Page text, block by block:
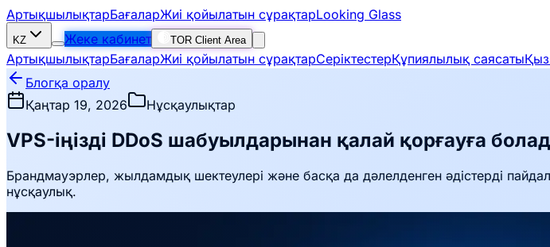
АртықшылықтарБағаларЖиі қойылатын сұрақтарLooking Glass
KZ Жеке кабинет TOR Client Area
АртықшылықтарБағаларЖиі қойылатын сұрақтарСеріктестерҚұпиялылық саясаты
Блогқа оралу
Қаңтар 19, 2026
Нұсқаулықтар
VPS-іңізді DDoS шабуылдарынан қалай қорғауға
Брандмауэрлер, жылдамдық шектеулері және басқа да дәлелденген әдістерді
нұсқаулық.